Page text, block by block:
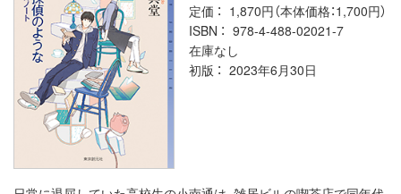
定価
1,870円（本体価格：1,700円）
ISBN
978-4-488-02021-7
在庫なし
初版
2023年6月30日